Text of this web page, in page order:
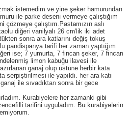
istemedim ve yine şeker hamurundan
ile parke deseni vermeye çalıştığım
çözmeye çalıştım.Pastamızın aslı
diğeri vanilyalı 26 cm'lik iki adet
sonra ara katlarını değiş tokuş
pandispanya tarifi her zaman yaptığım
ise; 7 yumurta, 7 fincan şeker, 7 fincan
limon kabuğu ilavesi ile
ganaj olup üstüne herbir kata
serpiştirilmesi ile yapıldı. her ara katı
ile sıvadıktan sonra bir gece
Kurabiyelere her zamanki gibi
tarifini uyguladım. Bu kurabiyelerin